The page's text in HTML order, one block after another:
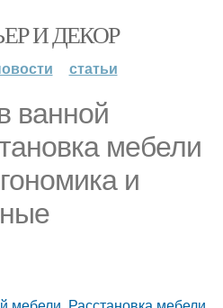
И ДЕКОР
статьи
ванной
мебели
и